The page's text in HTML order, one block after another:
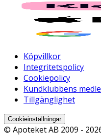
Köpvillkor
Integritetspolicy
Cookiepolicy
Kundklubbens
Tillgänglighet
Cookieinställningar
© Apoteket AB 2009 -